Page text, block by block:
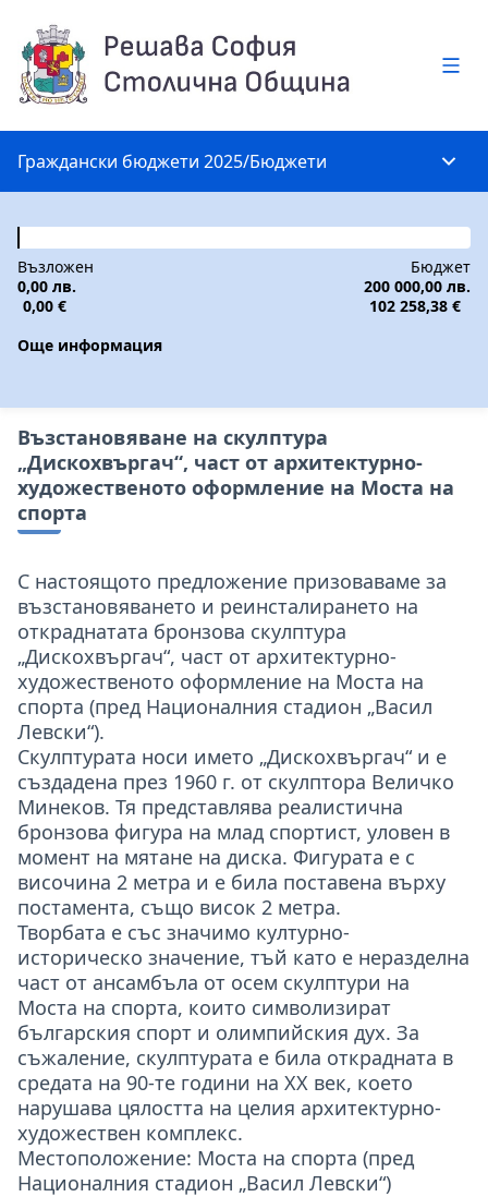
Граждански бюджети 2025/Бюджети
Възложен
0,00 лв.
0,00 €
Бюджет
200 000,00 лв.
102 258,38 €
Още информация
Възстановяване на скулптура
„Дискохвъргач“, част от архитектурно-
художественото оформление на Моста на
спорта
С настоящото предложение призоваваме за
възстановяването и реинсталирането на
откраднатата бронзова скулптура
„Дискохвъргач“, част от архитектурно-
художественото оформление на Моста на
спорта (пред Националния стадион „Васил
Левски“).
Скулптурата носи името „Дискохвъргач“ и е
създадена през 1960 г. от скулптора Величко
Минеков. Тя представлява реалистична
бронзова фигура на млад спортист, уловен в
момент на мятане на диска. Фигурата е с
височина 2 метра и е била поставена върху
постамента, също висок 2 метра.
Творбата е със значимо културно-
историческо значение, тъй като е неразделна
част от ансамбъла от осем скулптури на
Моста на спорта, които символизират
българския спорт и олимпийския дух. За
съжаление, скулптурата е била открадната в
средата на 90-те години на XX век, което
нарушава цялостта на целия архитектурно-
художествен комплекс.
Местоположение: Моста на спорта (пред
Националния стадион „Васил Левски“)